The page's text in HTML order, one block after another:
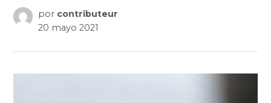
por contributeur
20 mayo 2021